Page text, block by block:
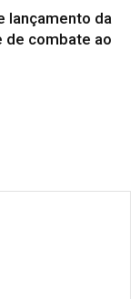
lançamento da
de combate ao